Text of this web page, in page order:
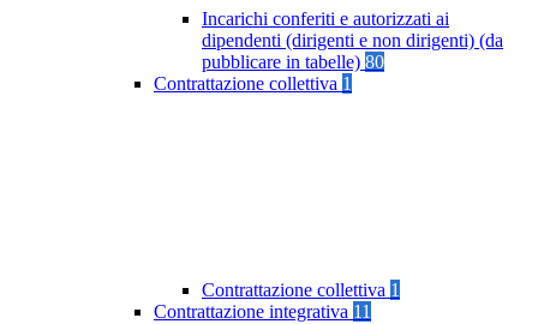
Incarichi conferiti e autorizzati ai
dipendenti (dirigenti e non dirigenti) (da
pubblicare in tabelle) 80
Contrattazione collettiva 1
Contrattazione collettiva 1
Contrattazione integrativa 11